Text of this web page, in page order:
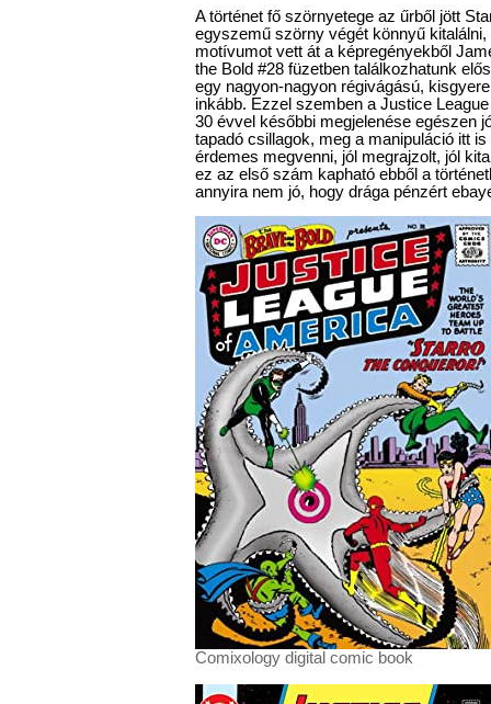
A történet fő szörnyetege az űrből jött
egyszemű szörny végét könnyű
motívumot vett át a képregényekből
the Bold #28 füzetben találkozhatunk
egy nagyon-nagyon régivágású,
inkább. Ezzel szemben a Justice
30 évvel későbbi megjelenése egészen
tapadó csillagok, meg a manipuláció itt
érdemes megvenni, jól megrajzolt, jól
ez az első szám kapható ebből a
annyira nem jó, hogy drága pénzért
Comixology digital comic book